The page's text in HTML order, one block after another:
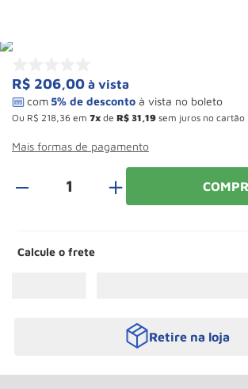
R$ 206,00 à vista
Ou R$ 218 36 em 7 de R$ 31 19 sem juros no cartão
Mais formas de pagamento
＋
Calcule o frete
Retire na loja
8 Roda
9º Rodizio
10 º Paleteira